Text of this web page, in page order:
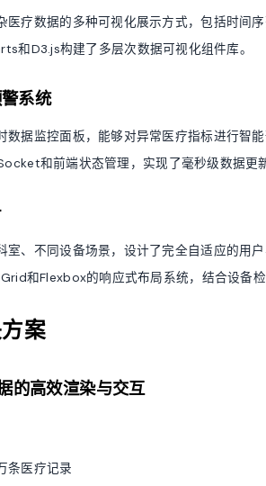
医疗数据的多种可视化展示方式，包括时间
和D3.js构建了多层次数据可视化组件库。
系统
数据监控面板，能够对异常医疗指标进行智能
和前端状态管理，实现了毫秒级数据更
室、不同设备场景，设计了完全自适应的用户
和Flexbox的响应式布局系统，结合设备检
案
的高效渲染与交互
条医疗记录